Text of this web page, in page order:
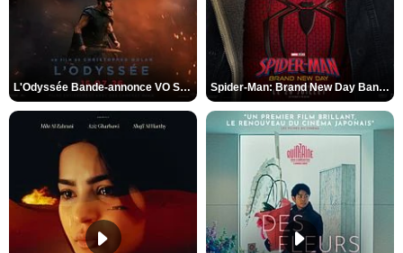
L'Odyssée Bande-annonce VO STFR Spider-Man: Brand New Day Bande-annonce VO STFR